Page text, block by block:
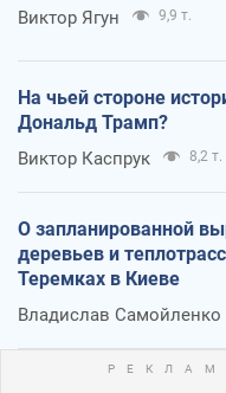
Виктор Ягун 9,9 т.
На чьей стороне
Дональд Трамп?
Виктор Каспрук 8,2 т.
О запланированной
деревьев и
Теремках в Киеве
Владислав Самойленко